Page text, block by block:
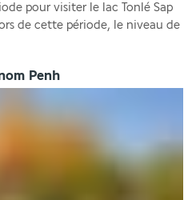
pour visiter le lac Tonlé Sap
de cette période, le niveau de
Penh